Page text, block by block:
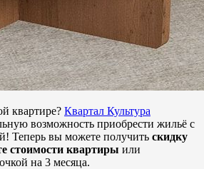
квартире? Квартал Культура
возможность приобрести жильё с
Теперь вы можете получить скидку
стоимости квартиры или
на 3 месяца.